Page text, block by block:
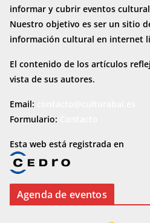
informar y cubrir eventos
Nuestro objetivo es ser un sitio
información cultural en internet
El contenido de los artículos
vista de sus autores.
Email:
Formulario:
Esta web está registrada en
Agenda de eventos